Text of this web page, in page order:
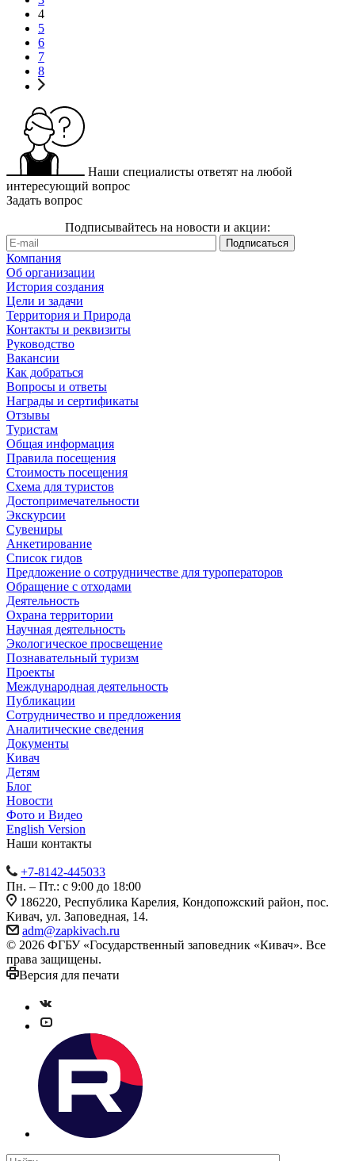
4
5
6
7
8
Наши специалисты ответят на любой
интересующий вопрос
Задать вопрос
Подписывайтесь на новости и акции:
Компания
Об организации
История создания
Цели и задачи
Территория и Природа
Контакты и реквизиты
Руководство
Вакансии
Как добраться
Вопросы и ответы
Награды и сертификаты
Отзывы
Туристам
Общая информация
Правила посещения
Стоимость посещения
Схема для туристов
Достопримечательности
Экскурсии
Сувениры
Анкетирование
Список гидов
Предложение о сотрудничестве для туроператоров
Обращение с отходами
Деятельность
Охрана территории
Научная деятельность
Экологическое просвещение
Познавательный туризм
Проекты
Международная деятельность
Публикации
Сотрудничество и предложения
Аналитические сведения
Документы
Кивач
Детям
Блог
Новости
Фото и Видео
English Version
Наши контакты
+7-8142-445033
Пн. – Пт.: с 9:00 до 18:00
186220, Республика Карелия, Кондопожский район, пос.
Кивач, ул. Заповедная, 14.
adm@zapkivach.ru
© 2026 ФГБУ «Государственный заповедник «Кивач». Все
права защищены.
Версия для печати